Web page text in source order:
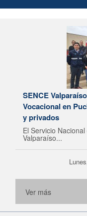
SENCE
Vocacional en
y privados
El Servicio
Valparaíso...
Ver más